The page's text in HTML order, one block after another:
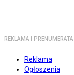
REKLAMA I PRENUMERATA
Reklama
Ogłoszenia